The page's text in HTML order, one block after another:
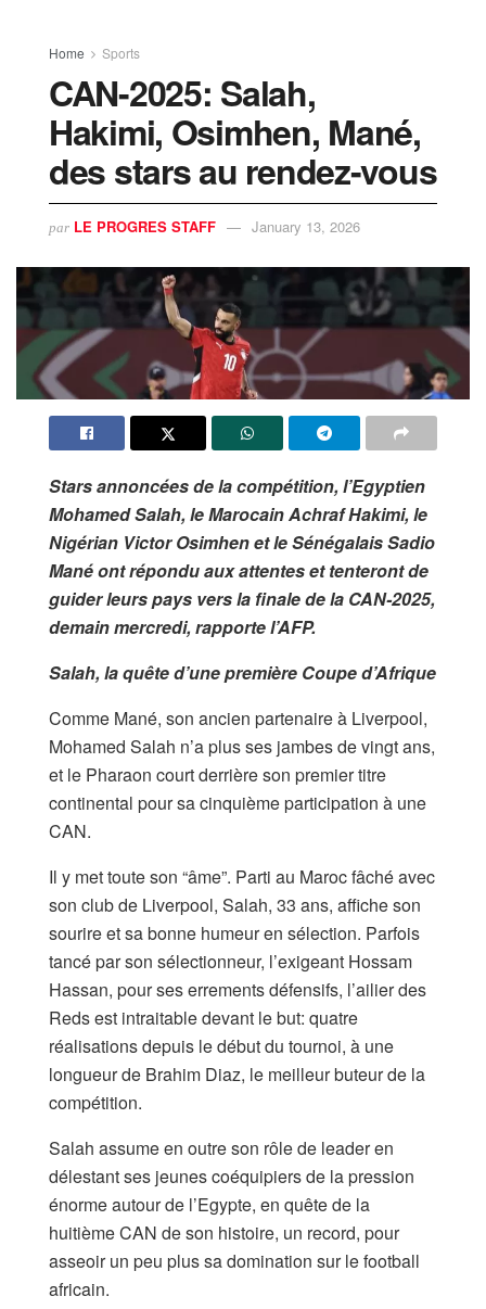
Home Sports
CAN-2025: Salah,
Hakimi, Osimhen, Mané,
des stars au rendez-vous
par LE PROGRES STAFF January 13, 2026
Stars annoncées de la compétition, l’Egyptien
Mohamed Salah, le Marocain Achraf Hakimi, le
Nigérian Victor Osimhen et le Sénégalais Sadio
Mané ont répondu aux attentes et tenteront de
guider leurs pays vers la finale de la CAN-2025,
demain mercredi, rapporte l’AFP.
Salah, la quête d’une première Coupe d’Afrique
Comme Mané, son ancien partenaire à Liverpool,
Mohamed Salah n’a plus ses jambes de vingt ans,
et le Pharaon court derrière son premier titre
continental pour sa cinquième participation à une
CAN.
Il y met toute son “âme”. Parti au Maroc fâché avec
son club de Liverpool, Salah, 33 ans, affiche son
sourire et sa bonne humeur en sélection. Parfois
tancé par son sélectionneur, l’exigeant Hossam
Hassan, pour ses errements défensifs, l’ailier des
Reds est intraitable devant le but: quatre
réalisations depuis le début du tournoi, à une
longueur de Brahim Diaz, le meilleur buteur de la
compétition.
Salah assume en outre son rôle de leader en
délestant ses jeunes coéquipiers de la pression
énorme autour de l’Egypte, en quête de la
huitième CAN de son histoire, un record, pour
asseoir un peu plus sa domination sur le football
africain.